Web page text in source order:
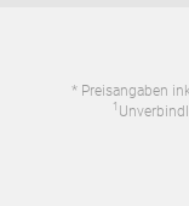
* Preisangaben
1